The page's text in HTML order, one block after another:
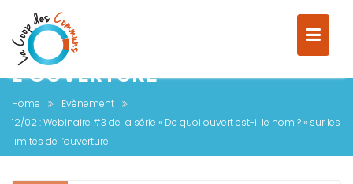
SÉRIE « DE QUOI OUVERT EST-IL
LE NOM ? » SUR LES LIMITES DE
L’OUVERTURE
Home
Evènement
12/02 : Webinaire #3 de la série « De quoi ouvert est-il le nom ? » sur les
limites de l’ouverture